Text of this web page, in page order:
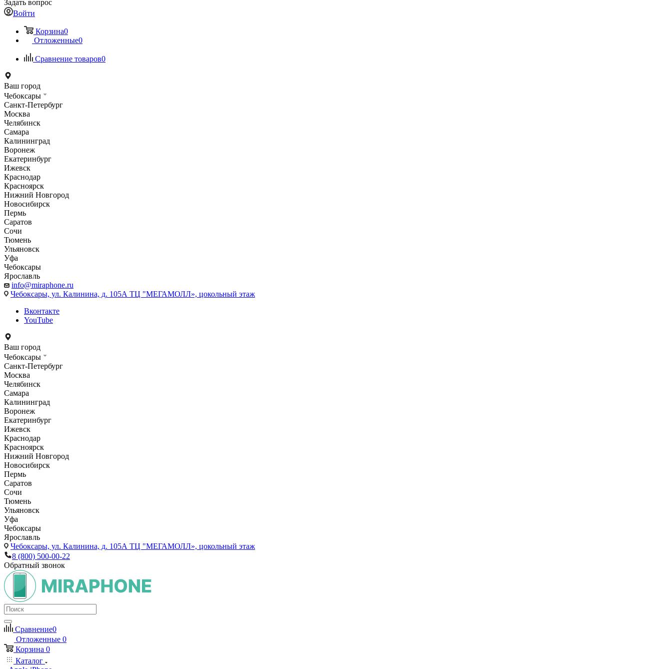
Задать вопрос
Войти
Корзина0
Отложенные0
Сравнение товаров0
Ваш город
Чебоксары
Санкт-Петербург
Москва
Челябинск
Самара
Калининград
Воронеж
Екатеринбург
Ижевск
Краснодар
Красноярск
Нижний Новгород
Новосибирск
Пермь
Саратов
Сочи
Тюмень
Ульяновск
Уфа
Чебоксары
Ярославль
info@miraphone.ru
Чебоксары, ул. Калинина, д. 105А ТЦ "МЕГАМОЛЛ», цокольный этаж
Вконтакте
YouTube
Ваш город
Чебоксары
Санкт-Петербург
Москва
Челябинск
Самара
Калининград
Воронеж
Екатеринбург
Ижевск
Краснодар
Красноярск
Нижний Новгород
Новосибирск
Пермь
Саратов
Сочи
Тюмень
Ульяновск
Уфа
Чебоксары
Ярославль
Чебоксары, ул. Калинина, д. 105А ТЦ "МЕГАМОЛЛ», цокольный этаж
8 (800) 500-00-22
Обратный звонок
Сравнение0
Отложенные 0
Корзина 0
Каталог